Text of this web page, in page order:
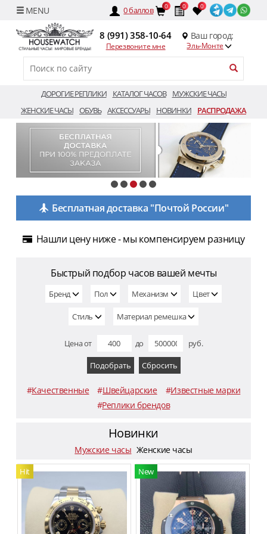
0баллов 0 0 0
8 (991) 358-10-64
Перезвоните мне
Ваш город:
Эль-Монте
ДОРОГИЕ РЕПЛИКИ КАТАЛОГ ЧАСОВ
МУЖСКИЕ ЧАСЫ
ЖЕНСКИЕ ЧАСЫ ОБУВЬ АКСЕССУАРЫ НОВИНКИ РАСПРОДАЖА
Бесплатная доставка "Почтой России"
Нашли цену ниже - мы компенсируем разницу
Быстрый подбор часов вашей мечты
Бренд Пол Механизм Цвет
Стиль Материал ремешка
Ценаот до руб.
#Качественные #Швейцарские #Известные марки
#Реплики брендов
Новинки
Мужские часы Женские часы
Hit New